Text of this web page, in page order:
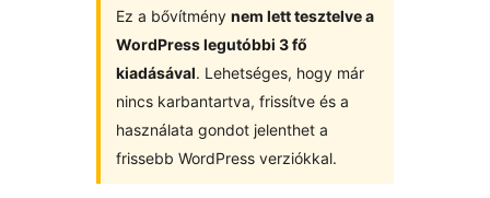
Ez a bővítmény nem lett tesztelve a
WordPress legutóbbi 3 fő
kiadásával. Lehetséges, hogy már
nincs karbantartva, frissítve és a
használata gondot jelenthet a
frissebb WordPress verziókkal.